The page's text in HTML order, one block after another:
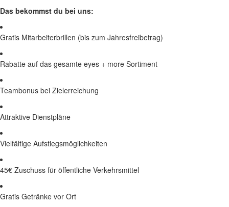
Das bekommst du bei uns:
Gratis Mitarbeiterbrillen (bis zum Jahresfreibetrag)
Rabatte auf das gesamte eyes + more Sortiment
Teambonus bei Zielerreichung
Attraktive Dienstpläne
Vielfältige Aufstiegsmöglichkeiten
45€ Zuschuss für öffentliche Verkehrsmittel
Gratis Getränke vor Ort